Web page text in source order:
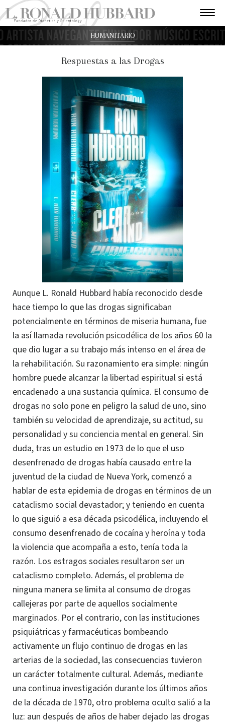
HUMANITARIO
Respuestas a las Drogas
Aunque L. Ronald Hubbard había reconocido desde
hace tiempo lo que las drogas significaban
potencialmente en términos de miseria humana, fue
la así llamada revolución psicodélica de los años 60 la
que dio lugar a su trabajo más intenso en el área de
la rehabilitación. Su razonamiento era simple: ningún
hombre puede alcanzar la libertad espiritual si está
encadenado a una sustancia química. El consumo de
drogas no solo pone en peligro la salud de uno, sino
también su velocidad de aprendizaje, su actitud, su
personalidad y su conciencia mental en general. Sin
duda, tras un estudio en 1973 de lo que el uso
desenfrenado de drogas había causado entre la
juventud de la ciudad de Nueva York, comenzó a
hablar de esta epidemia de drogas en términos de un
cataclismo social devastador; y teniendo en cuenta
lo que siguió a esa década psicodélica, incluyendo el
consumo desenfrenado de cocaína y heroína y toda
la violencia que acompaña a esto, tenía toda la
razón. Los estragos sociales resultaron ser un
cataclismo completo. Además, el problema de
ninguna manera se limita al consumo de drogas
callejeras por parte de aquellos socialmente
marginados. Por el contrario, con las instituciones
psiquiátricas y farmacéuticas bombeando
activamente un flujo continuo de drogas en las
arterias de la sociedad, las consecuencias tuvieron
un carácter totalmente cultural. Además, mediante
una continua investigación durante los últimos años
de la década de 1970, otro problema oculto salió a la
luz: aun después de años de haber dejado las drogas